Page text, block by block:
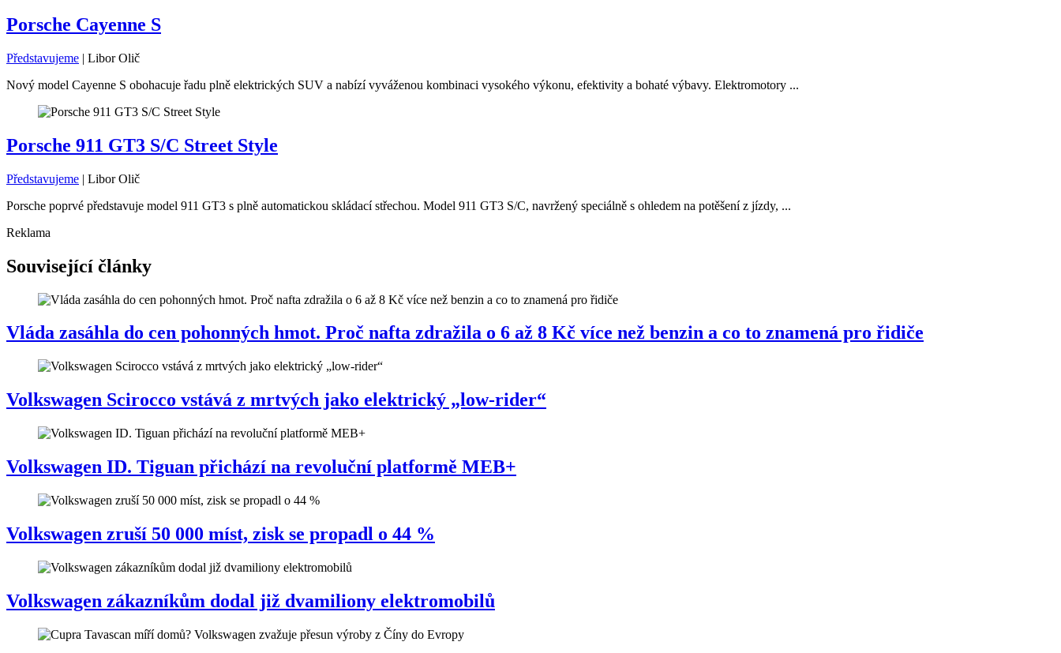
Porsche Cayenne S
Představujeme | Libor Olič
Nový model Cayenne S obohacuje řadu plně elektrických SUV a nabízí vyváženou kombinaci vysokého výkonu, efektivity a bohaté výbavy. Elektromotory ...
Porsche 911 GT3 S/C Street Style
Představujeme | Libor Olič
Porsche poprvé představuje model 911 GT3 s plně automatickou skládací střechou. Model 911 GT3 S/C, navržený speciálně s ohledem na potěšení z jízdy, ...
Reklama
Související články
Vláda zasáhla do cen pohonných hmot. Proč nafta zdražila o 6 až 8 Kč více než benzin a co to znamená pro řidiče
Volkswagen Scirocco vstává z mrtvých jako elektrický „low-rider“
Volkswagen ID. Tiguan přichází na revoluční platformě MEB+
Volkswagen zruší 50 000 míst, zisk se propadl o 44 %
Volkswagen zákazníkům dodal již dvamiliony elektromobilů